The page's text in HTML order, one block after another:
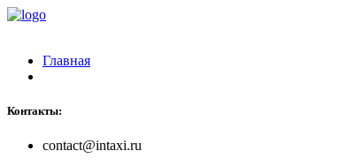
Главная
Контакты:
contact@intaxi.ru